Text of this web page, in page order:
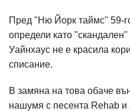
Пред "Ню Йорк таймс" 59-
определи като
Уайнхаус не е красила
списание.
В замяна на това обаче
нашумя с песента Rehab